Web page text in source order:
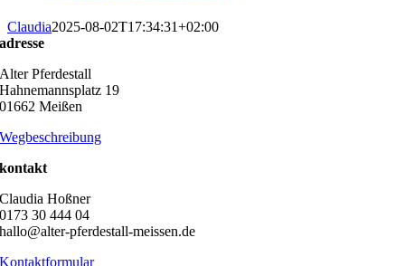
Claudia2025-08-02T17:34:31+02:00
adresse
Alter Pferdestall
Hahnemannsplatz 19
01662 Meißen
Wegbeschreibung
kontakt
Claudia Hoßner
0173 30 444 04
hallo@alter-pferdestall-meissen.de
Kontaktformular